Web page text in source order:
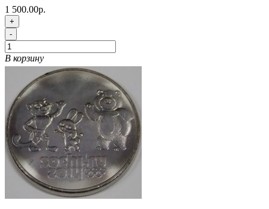
1 500.00р.
+
-
В корзину